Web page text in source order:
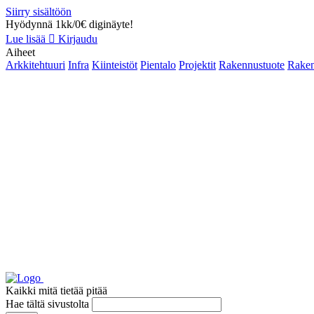
Siirry sisältöön
Hyödynnä 1kk/0€ diginäyte!
Lue lisää
Kirjaudu
Aiheet
Arkkitehtuuri Infra Kiinteistöt Pientalo Projektit Rakennustuote
Kaikki mitä tietää pitää
Hae tältä sivustolta